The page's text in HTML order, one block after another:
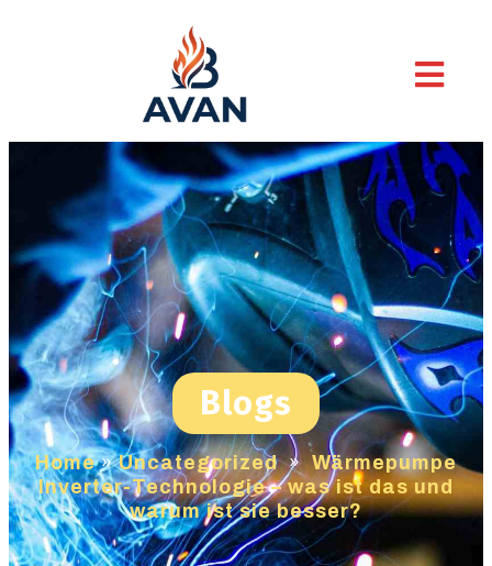
Blogs
Home»Uncategorized » Wärmepumpe
Inverter-Technologie – was ist das und
warum ist sie besser?